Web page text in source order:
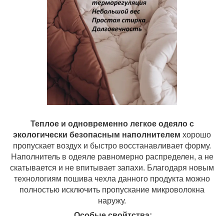
Теплое и одновременно легкое одеяло с
экологически безопасным наполнителем хорошо
пропускает воздух и быстро восстанавливает форму.
Наполнитель в одеяле равномерно распределен, а не
скатывается и не впитывает запахи. Благодаря новым
технологиям пошива чехла данного продукта можно
полностью исключить пропускание микроволокна
наружу.